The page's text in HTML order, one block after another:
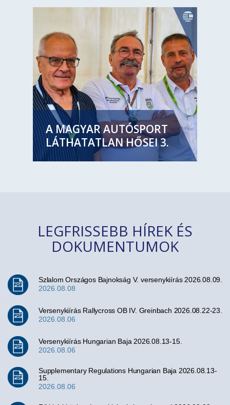
A MAGYAR AUTÓSPORT
LÁTHATATLAN HŐSEI 3.
LEGFRISSEBB HÍREK ÉS
DOKUMENTUMOK
Szlalom Országos Bajnokság V. versenykiírás 2026.08.09.
2026.08.08
Versenykiírás Rallycross OB IV. Greinbach 2026.08.22-23.
2026.08.06
Versenykiírás Hungarian Baja 2026.08.13-15.
2026.08.06
Supplementary Regulations Hungarian Baja 2026.08.13-
15.
2026.08.06